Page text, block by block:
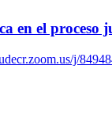
en el proceso
j/